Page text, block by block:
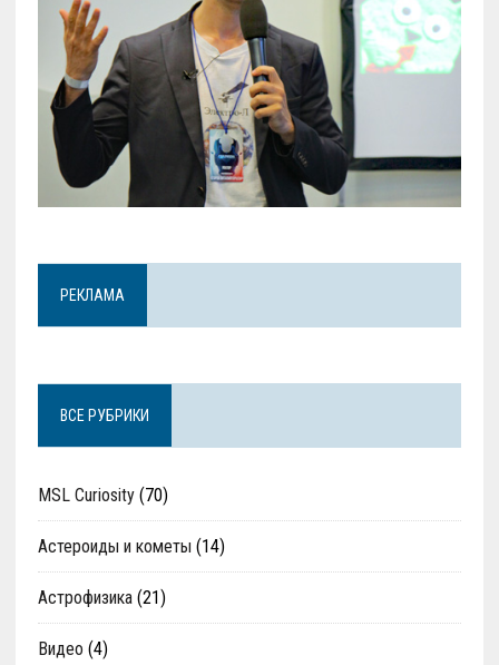
РЕКЛАМА
ВСЕ РУБРИКИ
MSL Curiosity(70)
Астероиды и кометы (14)
Астрофизика(21)
Видео (4)